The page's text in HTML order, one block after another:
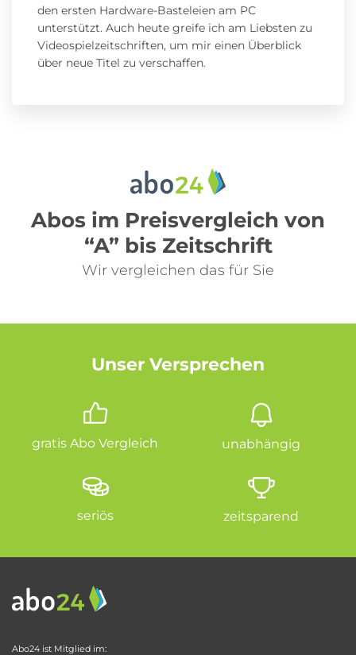
den ersten Hardware-Basteleien am PC
unterstützt. Auch heute greife ich am Liebsten zu
Videospielzeitschriften, um mir einen Überblick
über neue Titel zu verschaffen.
Abos im Preisvergleich von
“A” bis Zeitschrift
Wir vergleichen das für Sie
Unser Versprechen
gratis Abo Vergleich unabhängig
seriös zeitsparend
Abo24 ist Mitglied im: